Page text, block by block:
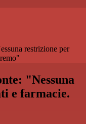
restrizione per
"Nessuna
e farmacie.